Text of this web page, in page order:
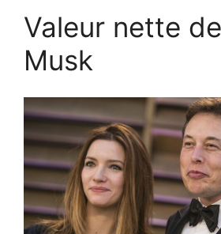
Valeur nette
Musk